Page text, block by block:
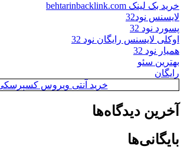
خرید بک لینک behtarinbacklink.com
لایسنس نود32
پسورد نود 32
اوکلی لایسنس رایگان نود 32
همیار نود 32
بهترین سئو
رایگان
خرید آنتی ویروس
آخرین دیدگاه‌ها
بایگانی‌ها